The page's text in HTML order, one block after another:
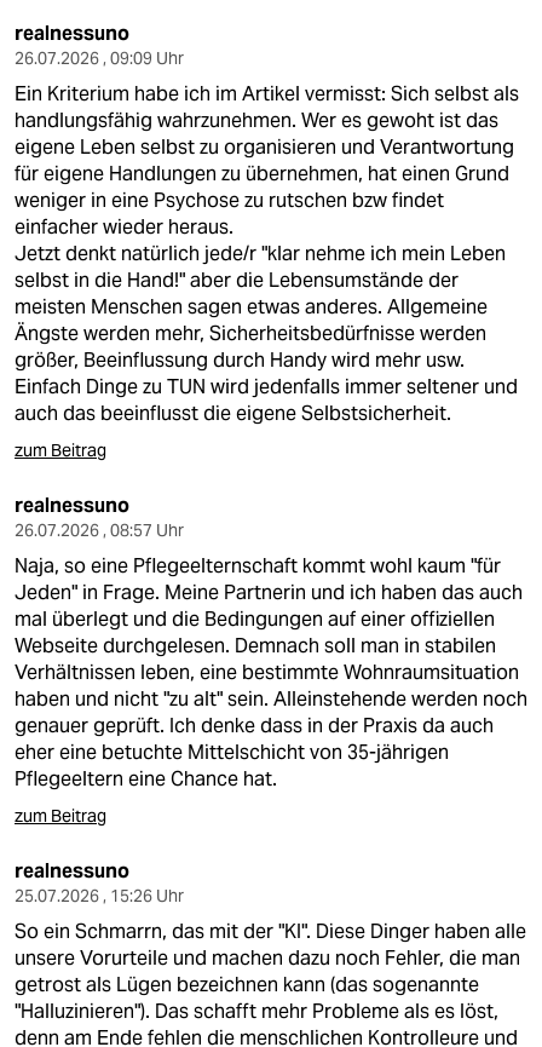
realnessuno
26.07.2026 , 09:09 Uhr
Ein Kriterium habe ich im Artikel vermisst: Sich selbst als
handlungsfähig wahrzunehmen. Wer es gewoht ist das
eigene Leben selbst zu organisieren und Verantwortung
für eigene Handlungen zu übernehmen, hat einen Grund
weniger in eine Psychose zu rutschen bzw findet
einfacher wieder heraus.
Jetzt denkt natürlich jede/r "klar nehme ich mein Leben
selbst in die Hand!" aber die Lebensumstände der
meisten Menschen sagen etwas anderes. Allgemeine
Ängste werden mehr, Sicherheitsbedürfnisse werden
größer, Beeinflussung durch Handy wird mehr usw.
Einfach Dinge zu TUN wird jedenfalls immer seltener und
auch das beeinflusst die eigene Selbstsicherheit.
zum Beitrag
realnessuno
26.07.2026 , 08:57 Uhr
Naja, so eine Pflegeelternschaft kommt wohl kaum "für
Jeden" in Frage. Meine Partnerin und ich haben das auch
mal überlegt und die Bedingungen auf einer offiziellen
Webseite durchgelesen. Demnach soll man in stabilen
Verhältnissen leben, eine bestimmte Wohnraumsituation
haben und nicht "zu alt" sein. Alleinstehende werden noch
genauer geprüft. Ich denke dass in der Praxis da auch
eher eine betuchte Mittelschicht von 35-jährigen
Pflegeeltern eine Chance hat.
zum Beitrag
realnessuno
25.07.2026 , 15:26 Uhr
So ein Schmarrn, das mit der "KI". Diese Dinger haben alle
unsere Vorurteile und machen dazu noch Fehler, die man
getrost als Lügen bezeichnen kann (das sogenannte
"Halluzinieren"). Das schafft mehr Probleme als es löst,
denn am Ende fehlen die menschlichen Kontrolleure und